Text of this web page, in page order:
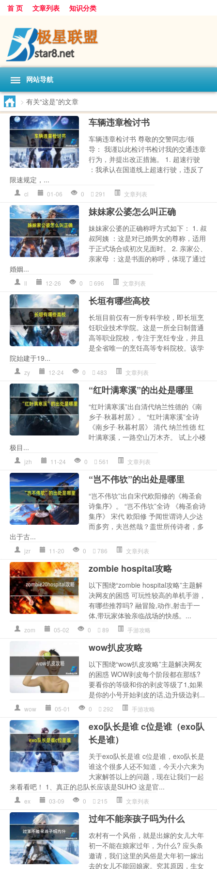
首 页 文章列表 知识分类
网站导航
> 有关“这是”的文章
车辆违章检讨书
车辆违章检讨书 尊敬的交警同志/领
导： 我谨以此检讨书检讨我的交通违章
行为，并提出改正措施。 1. 超速行驶
：我承认在国道线上超速行驶，违反了
限速规定，...
cl 01-06 0 291 文章列表
妹妹家公婆怎么叫正确
妹妹家公婆的正确称呼方式如下： 1. 叔
叔阿姨 ：这是对已婚男女的尊称，适用
于正式场合或初次见面时。 2. 亲家公、
亲家母 ：这是书面的称呼，体现了通过
婚姻...
ll 12-26 0 696 文章列表
长垣有哪些高校
长垣目前仅有一所专科学校，即长垣烹
饪职业技术学院。这是一所全日制普通
高等职业院校，专注于烹饪专业，并且
是全省唯一的烹饪高等专科院校。该学
院始建于19...
zy 12-24 0 483 文章列表
“红叶满寒溪”的出处是哪里
“红叶满寒溪”出自清代纳兰性德的《南
乡子·秋暮村居》。 “红叶满寒溪”全诗
《南乡子·秋暮村居》 清代 纳兰性德 红
叶满寒溪，一路空山万木齐。 试上小楼
极目...
jzh 11-24 0 561 文章列表
“岂不伟欤”的出处是哪里
“岂不伟欤”出自宋代欧阳修的《梅圣俞
诗集序》。 “岂不伟欤”全诗 《梅圣俞诗
集序》 宋代 欧阳修 予闻世谓诗人少达
而多穷，夫岂然哉？盖世所传诗者，多
出于古...
jzr 11-20 0 786 文章列表
zombie hospital攻略
以下围绕“zombie hospital攻略”主题解
决网友的困惑 可玩性较高的单机手游，
有哪些推荐吗? 融冒险,动作,射击于一
体,带玩家体验亲临战场的快感。...
zom 05-02 0 89 手游攻略
wow扒皮攻略
以下围绕“wow扒皮攻略”主题解决网友
的困惑 WOW剥皮每个阶段都在那练?
要看你的等级和你的剥皮等级了1,如果
是你的小号开始剥皮的话,边升级边剥...
wow 05-01 0 292 手游攻略
exo队长是谁 c位是谁（exo队
长是谁）
关于exo队长是谁 c位是谁，exo队长是
谁这个很多人还不知道，今天小六来为
大家解答以上的问题，现在让我们一起
来看看吧！ 1、真正的总队长应该是SUHO 这是官...
ex 03-09 0 215 文章列表
过年不能亲孩子吗为什么
农村有一个风俗，就是出嫁的女儿大年
初一不能在娘家过年，为什么? 应头条
邀请，我们这里的风俗是大年初一嫁出
去的女儿不能回娘家。究其原因，生女